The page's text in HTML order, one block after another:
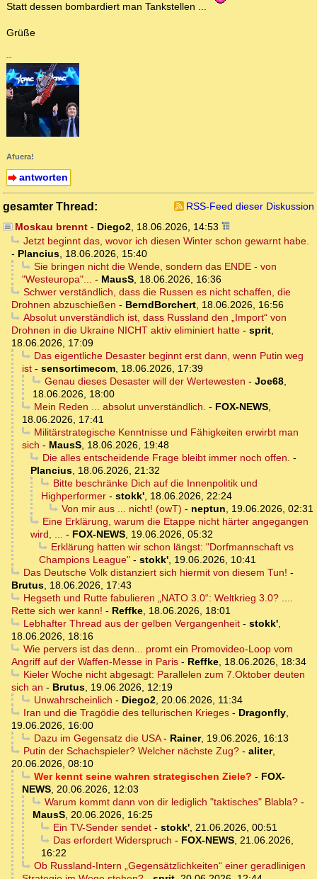
Statt dessen bombardiert man Tankstellen ...
Grüße
--
Afuera!
antworten
gesamter Thread:
RSS-Feed dieser Diskussion
Moskau brennt- Diego2, 18.06.2026, 14:53
Jetzt beginnt das, wovor ich diesen Winter schon gewarnt habe.
- Plancius 18.06.2026, 15:40
Sie bringen nicht die Wende, sondern das ENDE - von
"Westeuropa"...
- MausS 18.06.2026, 16:36
Schwer verständlich, dass die Russen es nicht schaffen, die
Drohnen abzuschießen - BerndBorchert 18.06.2026, 16:56
Absolut unverständlich ist, dass Russland den „Import“ von
Drohnen in die Ukraine NICHT aktiv eliminiert hatte - sprit
18.06.2026, 17:09
Das eigentliche Desaster beginnt erst dann, wenn Putin weg
ist - sensortimecom 18.06.2026, 17:39
Genau dieses Desaster will der Wertewesten - Joe68,
18.06.2026, 18:00
Mein Reden ... absolut unverständlich. - FOX-NEWS,
18.06.2026, 17:41
Militärstrategische Kenntnisse und Fähigkeiten erwirbt man
sich - MausS 18.06.2026, 19:48
Die alles entscheidende Frage bleibt immer noch offen. -
Plancius 18.06.2026, 21:32
Bitte beschränke Dich auf die Innenpolitik und
Highperformer - stokk' 18.06.2026, 22:24
Von mir aus ... nicht! (owT) - neptun
19.06.2026, 02:31
Eine Erklärung, warum die Etappe nicht härter angegangen
wird, ...
- FOX-NEWS 19.06.2026, 05:32
Erklärung hatten wir schon längst: "Dorfmannschaft vs
Champions League" - stokk' 19.06.2026, 10:41
Das Deutsche Volk distanziert sich hiermit von diesem Tun! -
Brutus 18.06.2026, 17:43
Hegseth und Rutte fabulieren „NATO 3.0“: Weltkrieg 3.0? ....
Rette sich wer kann! - Reffke 18.06.2026, 18:01
Lebhafter Thread aus der gelben Vergangenheit- stokk',
18.06.2026, 18:16
Wie pervers ist das denn... promt ein Promovideo-Loop vom
Angriff auf der Waffen-Messe in Paris - Reffke 18.06.2026, 18:34
Kieler Woche nicht abgesagt: Parallelen zum 7.Oktober deuten
sich an - Brutus 19.06.2026, 12:19
Unwahrscheinlich - Diego2, 20.06.2026, 11:34
Iran und die Tragödie des tellurischen Krieges- Dragonfly,
19.06.2026, 16:00
Dazu im Gegensatz die USA- Rainer, 19.06.2026, 16:13
Putin der Schachspieler? Welcher nächste Zug?- aliter,
20.06.2026, 08:10
Wer kennt seine wahren strategischen Ziele? - FOX-
NEWS 20.06.2026, 12:03
Warum kommt dann von dir lediglich "taktisches" Blabla?-
MausS 20.06.2026, 16:25
Ein TV-Sender sendet- stokk', 21.06.2026, 00:51
Das erfordert Widerspruch - FOX-NEWS, 21.06.2026,
16:22
Ob Russland-Intern „Gegensätzlichkeiten“ einer geradlinigen